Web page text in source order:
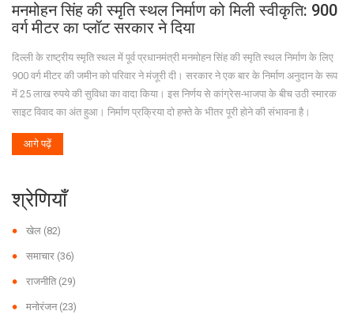
मनमोहन सिंह की स्मृति स्थल निर्माण को मिली स्वीकृति: 900
वर्ग मीटर का प्लॉट सरकार ने दिया
दिल्ली के राष्ट्रीय स्मृति स्थल में पूर्व प्रधानमंत्री मनमोहन सिंह की स्मृति स्थल निर्माण के लिए
900 वर्ग मीटर की जमीन को परिवार ने मंजूरी दी। सरकार ने एक बार के निर्माण अनुदान के रूप
में 25 लाख रुपये की सुविधा का वादा किया। इस निर्णय से कांग्रेस-भाजपा के बीच उठी स्मारक
साइट विवाद का अंत हुआ। निर्माण प्रक्रिया दो हफ्ते के भीतर पूरी होने की संभावना है।
आगे पढ़ें
श्रेणियाँ
खेल (82)
समाचार (36)
राजनीति (29)
मनोरंजन (23)